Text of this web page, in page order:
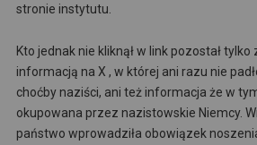
stronie instytutu.
Kto jednak nie kliknął w link pozostał
informacją na X , w której ani razu nie
choćby naziści, ani też informacja że w
okupowana przez nazistowskie Niemcy.
państwo wprowadziła obowiązek